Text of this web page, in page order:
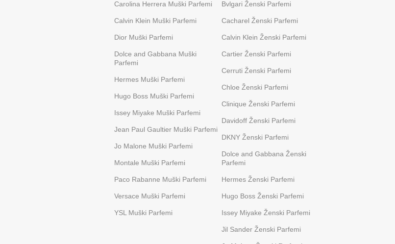
Carolina Herrera Muški Parfemi
Calvin Klein Muški Parfemi
Dior Muški Parfemi
Dolce and Gabbana Muški
Parfemi
Hermes Muški Parfemi
Hugo Boss Muški Parfemi
Issey Miyake Muški Parfemi
Jean Paul Gaultier Muški Parfemi
Jo Malone Muški Parfemi
Montale Muški Parfemi
Paco Rabanne Muški Parfemi
Versace Muški Parfemi
YSL Muški Parfemi
Bvlgari Ženski Parfemi
Cacharel Ženski Parfemi
Calvin Klein Ženski Parfemi
Cartier Ženski Parfemi
Cerruti Ženski Parfemi
Chloe Ženski Parfemi
Clinique Ženski Parfemi
Davidoff Ženski Parfemi
DKNY Ženski Parfemi
Dolce and Gabbana Ženski
Parfemi
Hermes Ženski Parfemi
Hugo Boss Ženski Parfemi
Issey Miyake Ženski Parfemi
Jil Sander Ženski Parfemi